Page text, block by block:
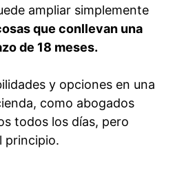
ampliar simplemente
que conllevan una
de 18 meses.
y opciones en una
como abogados
todos los días, pero
principio.